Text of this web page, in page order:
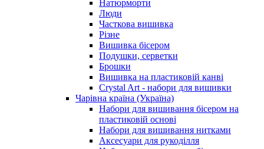
Натюрморти
Люди
Часткова вишивка
Різне
Вишивка бісером
Подушки, серветки
Брошки
Вишивка на пластиковій канві
Crystal Art - набори для вишивки
Чарівна країна (Україна)
Набори для вишивання бісером на
пластиковій основі
Набори для вишивання нитками
Аксесуари для рукоділля